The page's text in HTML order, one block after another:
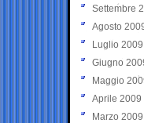
Settembre
Agosto
Luglio 2009
Giugno
Maggio
Aprile 2009
Marzo 2009